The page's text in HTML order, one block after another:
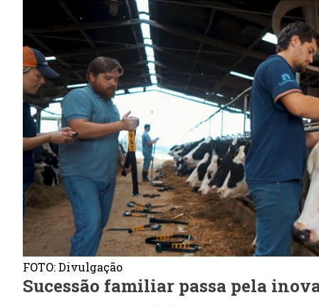
FOTO: Divulgação
Sucessão familiar passa pela